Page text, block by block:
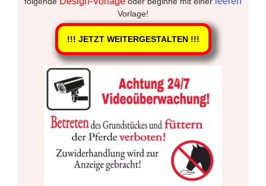
Vorlage!
!!! JETZT WEITERGESTALTEN !!!